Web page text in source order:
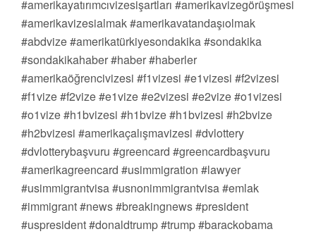
#amerikayatırımcıvizesişartları #amerikavizegörüşmesi
#amerikavizesialmak #amerikavatandaşıolmak
#abdvize #amerikatürkiyesondakika #sondakika
#sondakikahaber #haber #haberler
#amerikaöğrencivizesi #f1vizesi #e1vizesi #f2vizesi
#f1vize #f2vize #e1vize #e2vizesi #e2vize #o1vizesi
#o1vize #h1bvizesi #h1bvize #h1bvizesi #h2bvize
#h2bvizesi #amerikaçalışmavizesi #dvlottery
#dvlotterybaşvuru #greencard #greencardbaşvuru
#amerikagreencard #usimmigration #lawyer
#usimmigrantvisa #usnonimmigrantvisa #emlak
#immigrant #news #breakingnews #president
#uspresident #donaldtrump #trump #barackobama